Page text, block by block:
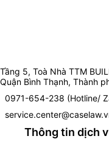
Tầng 5, Toà Nhà TTM
Quận Bình Thạnh, Thành
0971-654-238 (Hotline/
Thông tin dịch